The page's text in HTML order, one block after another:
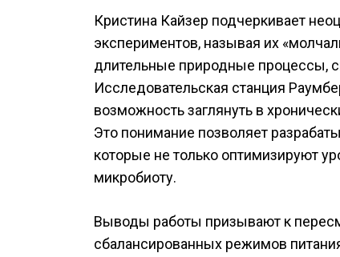
Кристина Кайзер подчеркивает
экспериментов, называя их
длительные природные процессы,
Исследовательская станция
возможность заглянуть в
Это понимание позволяет
которые не только оптимизируют
микробиоту.
Выводы работы призывают к
сбалансированных режимов